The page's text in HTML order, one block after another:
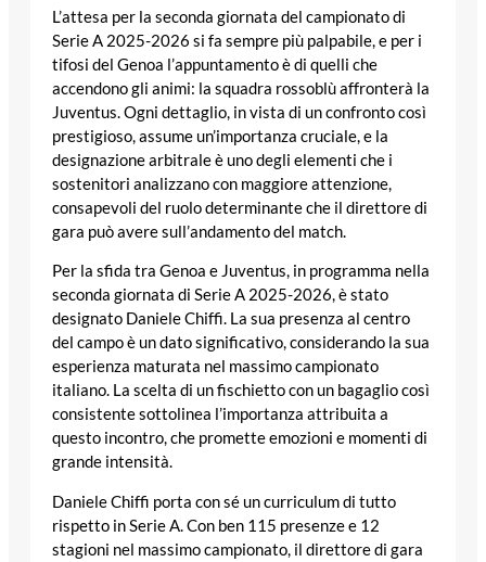
L’attesa per la seconda giornata del campionato di
Serie A 2025-2026 si fa sempre più palpabile, e per i
tifosi del Genoa l’appuntamento è di quelli che
accendono gli animi: la squadra rossoblù affronterà la
Juventus. Ogni dettaglio, in vista di un confronto così
prestigioso, assume un’importanza cruciale, e la
designazione arbitrale è uno degli elementi che i
sostenitori analizzano con maggiore attenzione,
consapevoli del ruolo determinante che il direttore di
gara può avere sull’andamento del match.
Per la sfida tra Genoa e Juventus, in programma nella
seconda giornata di Serie A 2025-2026, è stato
designato Daniele Chiffi. La sua presenza al centro
del campo è un dato significativo, considerando la sua
esperienza maturata nel massimo campionato
italiano. La scelta di un fischietto con un bagaglio così
consistente sottolinea l’importanza attribuita a
questo incontro, che promette emozioni e momenti di
grande intensità.
Daniele Chiffi porta con sé un curriculum di tutto
rispetto in Serie A. Con ben 115 presenze e 12
stagioni nel massimo campionato, il direttore di gara